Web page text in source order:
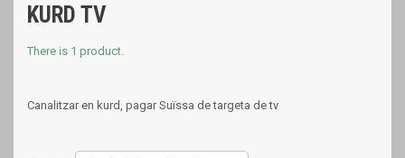
KURD TV
There is 1 product.
Canalitzar en kurd, pagar Suïssa de targeta de tv